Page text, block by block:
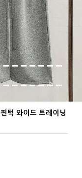
턱 와이드 트레이닝